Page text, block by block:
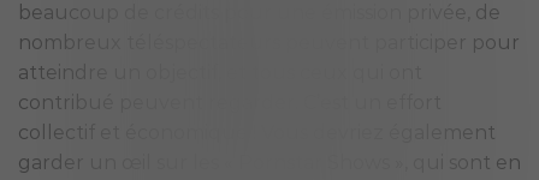
beaucoup de crédits pour une émission privée, de
nombreux téléspectateurs peuvent participer pour
atteindre un objectif, et tous ceux qui ont
contribué peuvent regarder. C’est un effort
collectif et économique ! Vous devriez également
garder un œil sur les « Pornstar Shows », qui sont en